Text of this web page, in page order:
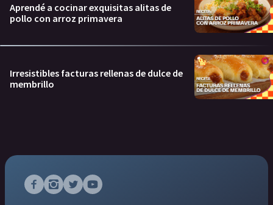
Aprendé a cocinar exquisitas alitas de
pollo con arroz primavera
Irresistibles facturas rellenas de dulce de
membrillo